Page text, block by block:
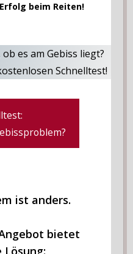
beim Reiten!
es am Gebiss liegt?
Schnelltest!
ist anders.
bietet